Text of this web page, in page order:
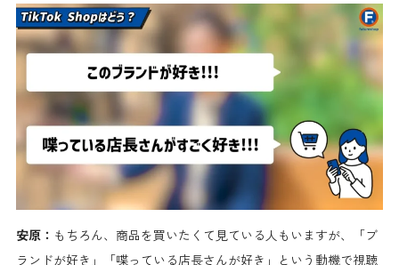
安原： もちろん、商品を買いたくて見ている人もいますが、「ブ
ランドが好き」「喋っている店長さんが好き」という動機で視聴